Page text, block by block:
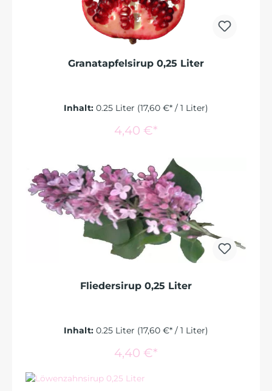
Granatapfelsirup 0,25 Liter
Inhalt: 0.25 Liter (17,60 €* / 1 Liter)
4,40 €*
In den Warenkorb
Fliedersirup 0,25 Liter
Inhalt: 0.25 Liter (17,60 €* / 1 Liter)
4,40 €*
In den Warenkorb